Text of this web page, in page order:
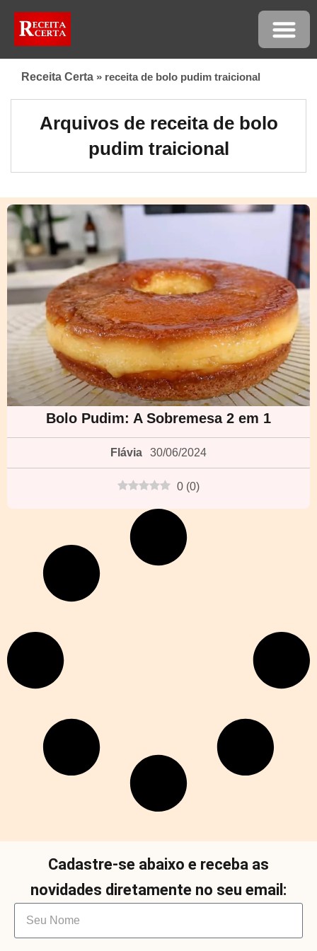
Receita Certa » receita de bolo pudim traicional
Arquivos de receita de bolo
pudim traicional
Bolo Pudim: A Sobremesa 2 em 1
Flávia 30/06/2024
0 (0)
Cadastre-se abaixo e receba as
novidades diretamente no seu email: